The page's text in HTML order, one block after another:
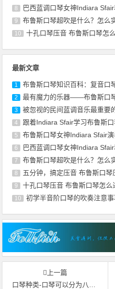
8 巴西蓝调口琴女神Indiara
9 布鲁斯口琴超吹是什么？怎么
10 十孔口琴压音 布鲁斯口琴怎
最新文章
1 布鲁斯口琴知识百科：复音口
2 最有魔力的乐器——布鲁斯口
3 被忽视的民间蓝调音乐最重要
4 跟着Indiara Sfair学习布鲁斯
5 布鲁斯口琴女神Indiara Sfair
6 巴西蓝调口琴女神Indiara
7 布鲁斯口琴超吹是什么？怎么
8 五分钟，搞定压音 布鲁斯口琴
9 十孔口琴压音 布鲁斯口琴怎么
10 初学半音阶口琴的吹奏注意
上一篇
口琴种类-口琴可以分为八个大的种类